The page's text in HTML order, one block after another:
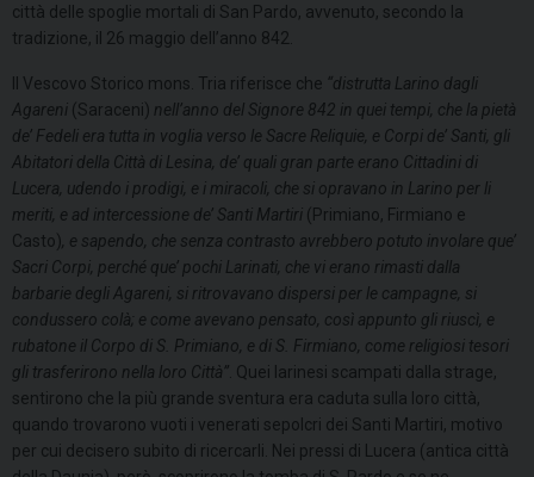
città delle spoglie mortali di San Pardo, avvenuto, secondo la
tradizione, il 26 maggio dell’anno 842.
Il Vescovo Storico mons. Tria riferisce che “distrutta Larino dagli
Agareni (Saraceni) nell’anno del Signore 842 in quei tempi, che la pietà
de’ Fedeli era tutta in voglia verso le Sacre Reliquie, e Corpi de’ Santi, gli
Abitatori della Città di Lesina, de’ quali gran parte erano Cittadini di
Lucera, udendo i prodigi, e i miracoli, che si opravano in Larino per li
meriti, e ad intercessione de’ Santi Martiri (Primiano, Firmiano e
Casto) , e sapendo, che senza contrasto avrebbero potuto involare que’
Sacri Corpi, perché que’ pochi Larinati, che vi erano rimasti dalla
barbarie degli Agareni, si ritrovavano dispersi per le campagne, si
condussero colà; e come avevano pensato, così appunto gli riuscì, e
rubatone il Corpo di S. Primiano, e di S. Firmiano, come religiosi tesori
gli trasferirono nella loro Città” . Quei larinesi scampati dalla strage,
sentirono che la più grande sventura era caduta sulla loro città,
quando trovarono vuoti i venerati sepolcri dei Santi Martiri, motivo
per cui decisero subito di ricercarli. Nei pressi di Lucera (antica città